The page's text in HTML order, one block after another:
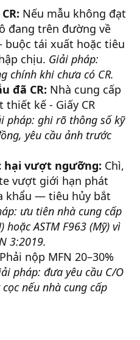
Nếu mẫu không đạt
đang trên đường về
buộc tái xuất hoặc tiêu
chịu. Giải pháp:
chính khi chưa có CR.
đã CR: Nhà cung cấp
kế - Giấy CR
pháp: ghi rõ thông số kỹ
yêu cầu ảnh trước
hại vượt ngưỡng: Chì,
vượt giới hạn phát
khẩu — tiêu hủy bắt
ưu tiên nhà cung cấp
hoặc ASTM F963 (Mỹ) vì
3:2019.
Phải nộp MFN 20–30%
pháp: đưa yêu cầu C/O
nếu nhà cung cấp